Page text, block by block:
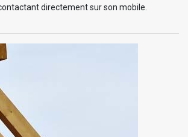
directement sur son mobile.